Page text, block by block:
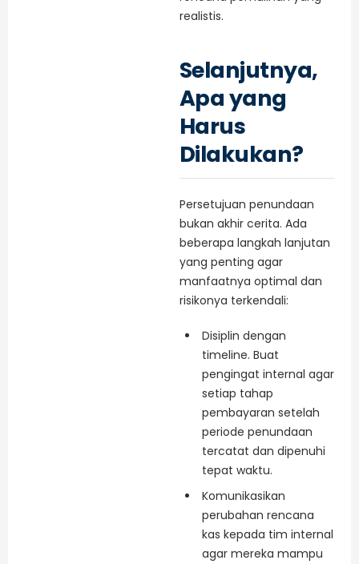
realistis.
Selanjutnya,
Apa yang
Harus
Dilakukan?
Persetujuan penundaan
bukan akhir cerita. Ada
beberapa langkah lanjutan
yang penting agar
manfaatnya optimal dan
risikonya terkendali:
Disiplin dengan
timeline. Buat
pengingat internal agar
setiap tahap
pembayaran setelah
periode penundaan
tercatat dan dipenuhi
tepat waktu.
Komunikasikan
perubahan rencana
kas kepada tim internal
agar mereka mampu